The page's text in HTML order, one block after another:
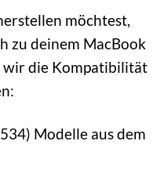
möchtest,
zu deinem MacBook
wir die Kompatibilität
Modelle aus dem